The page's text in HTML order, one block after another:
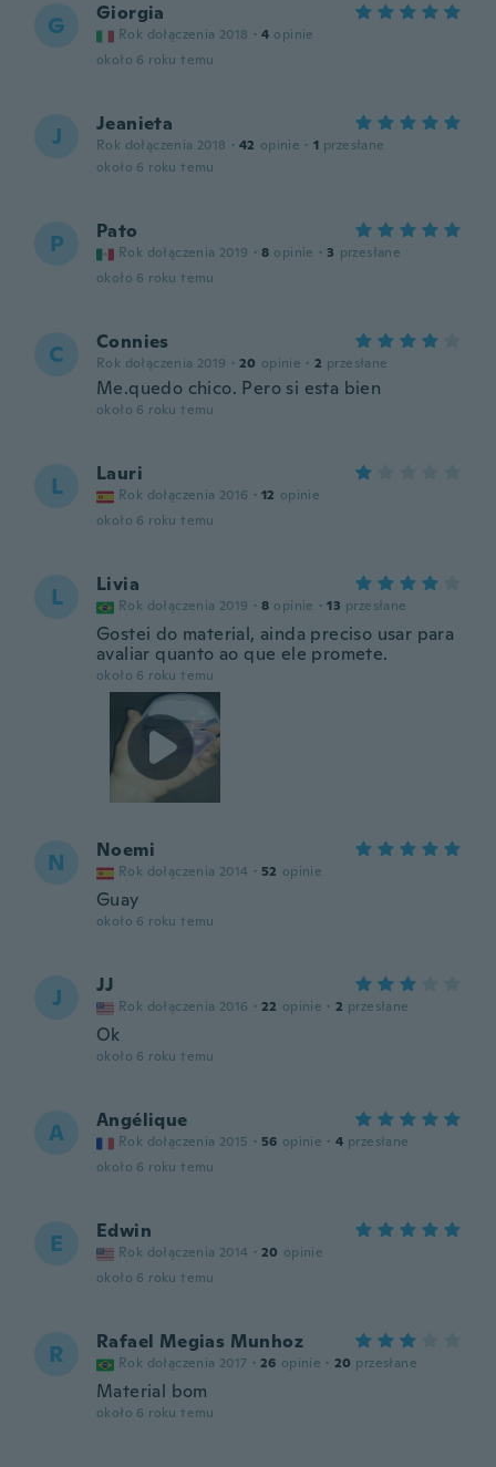
G Giorgia
Rok dołączenia 2018 · 4 opinie
około 6 roku temu
J Jeanieta
Rok dołączenia 2018 · 42 opinie · 1 przesłane
około 6 roku temu
P Pato
Rok dołączenia 2019 · 8 opinie · 3 przesłane
około 6 roku temu
C Connies
Rok dołączenia 2019 · 20 opinie · 2 przesłane
Me.quedo chico. Pero si esta bien
około 6 roku temu
L Lauri
Rok dołączenia 2016 · 12 opinie
około 6 roku temu
L Livia
Rok dołączenia 2019 · 8 opinie · 13 przesłane
Gostei do material, ainda preciso usar para
avaliar quanto ao que ele promete.
około 6 roku temu
N Noemi
Rok dołączenia 2014 · 52 opinie
Guay
około 6 roku temu
J JJ
Rok dołączenia 2016 · 22 opinie · 2 przesłane
Ok
około 6 roku temu
A Angélique
Rok dołączenia 2015 · 56 opinie · 4 przesłane
około 6 roku temu
E Edwin
Rok dołączenia 2014 · 20 opinie
około 6 roku temu
R Rafael Megias Munhoz
Rok dołączenia 2017 · 26 opinie · 20 przesłane
Material bom
około 6 roku temu